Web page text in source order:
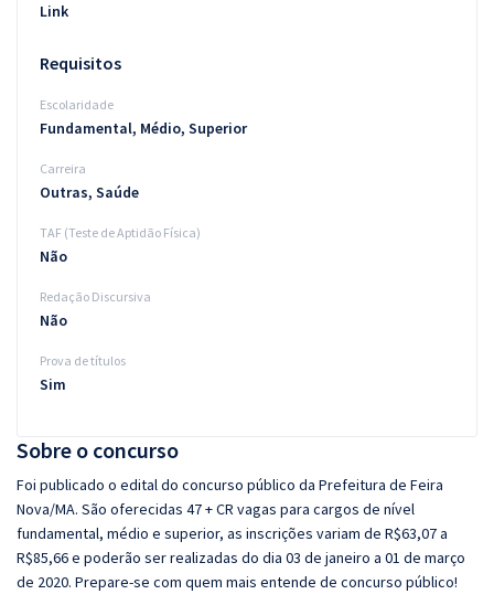
Sobre o concurso
Foi publicado o edital do concurso público da Prefeitura de Feira
Nova/MA. São oferecidas 47 + CR vagas para cargos de nível
fundamental, médio e superior, as inscrições variam de R$63,07 a
R$85,66 e poderão ser realizadas do dia 03 de janeiro a 01 de março
de 2020. Prepare-se com quem mais entende de concurso público!
Link
Requisitos
Escolaridade
Fundamental, Médio, Superior
Carreira
Outras, Saúde
TAF (Teste de Aptidão Física)
Não
Redação Discursiva
Não
Prova de títulos
Sim